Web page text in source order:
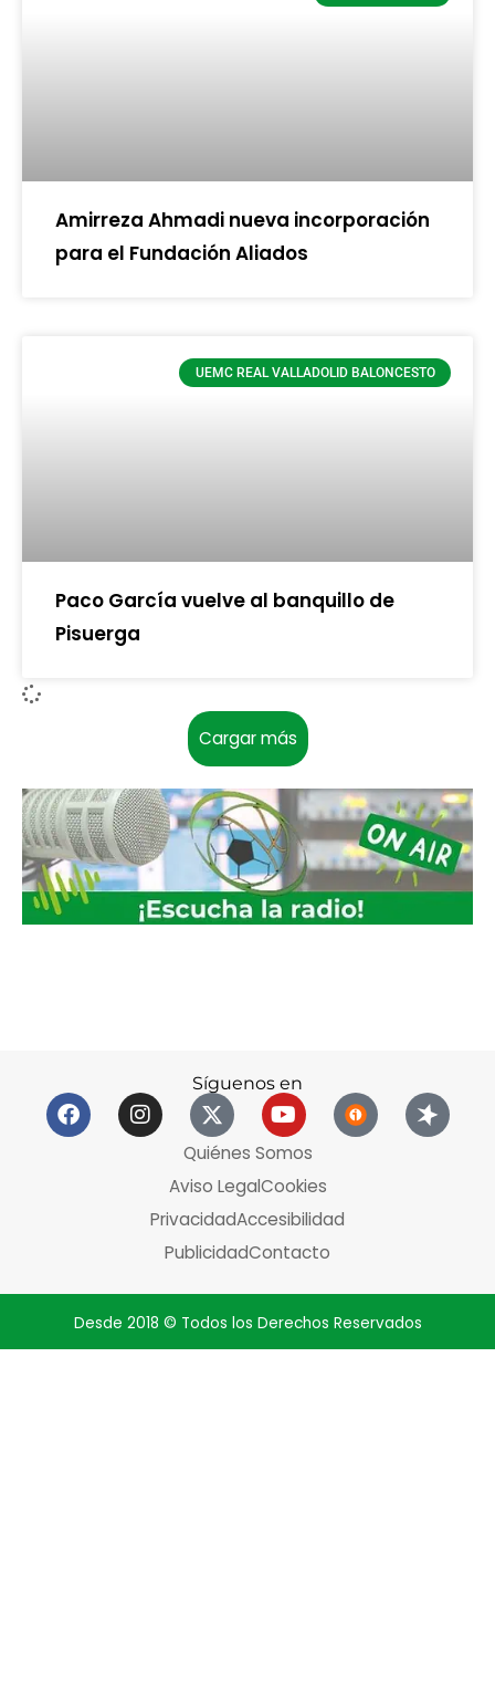
Amirreza Ahmadi nueva incorporación
para el Fundación Aliados
UEMC REAL VALLADOLID BALONCESTO
Paco García vuelve al banquillo de
Pisuerga
Cargar más
Síguenos en
Quiénes Somos
Aviso LegalCookies
PrivacidadAccesibilidad
PublicidadContacto
Desde 2018 © Todos los Derechos Reservados